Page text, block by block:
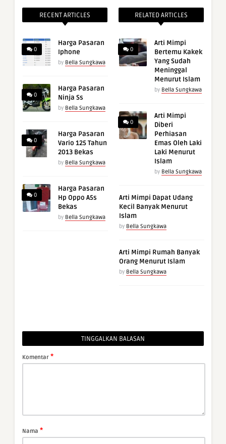
RECENT ARTICLES
0
Harga Pasaran
Iphone
by Bella Sungkawa
0
Harga Pasaran
Ninja Ss
by Bella Sungkawa
0
Harga Pasaran
Vario 125 Tahun
2013 Bekas
by Bella Sungkawa
0
Harga Pasaran
Hp Oppo A5s
Bekas
by Bella Sungkawa
RELATED ARTICLES
0
Arti Mimpi
Bertemu Kakek
Yang Sudah
Meninggal
Menurut Islam
by Bella Sungkawa
0
Arti Mimpi
Diberi
Perhiasan
Emas Oleh Laki
Laki Menurut
Islam
by Bella Sungkawa
Arti Mimpi Dapat Udang
Kecil Banyak Menurut
Islam
by Bella Sungkawa
Arti Mimpi Rumah Banyak
Orang Menurut Islam
by Bella Sungkawa
TINGGALKAN BALASAN
Komentar *
Nama *